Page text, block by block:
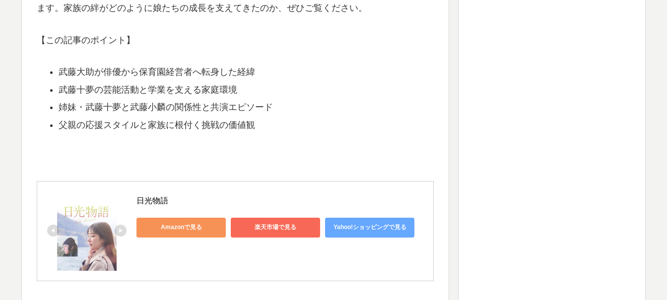
ます。家族の絆がどのように娘たちの成長を支えてきたのか、ぜひご覧ください。
【この記事のポイント】
武藤大助が俳優から保育園経営者へ転身した経緯
武藤十夢の芸能活動と学業を支える家庭環境
姉妹・武藤十夢と武藤小麟の関係性と共演エピソード
父親の応援スタイルと家族に根付く挑戦の価値観
日光物語
Amazonで見る 楽天市場で見る Yahoo!ショッピングで見る